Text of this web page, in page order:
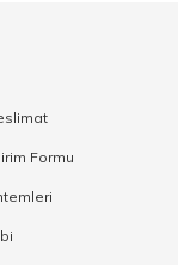
Formu